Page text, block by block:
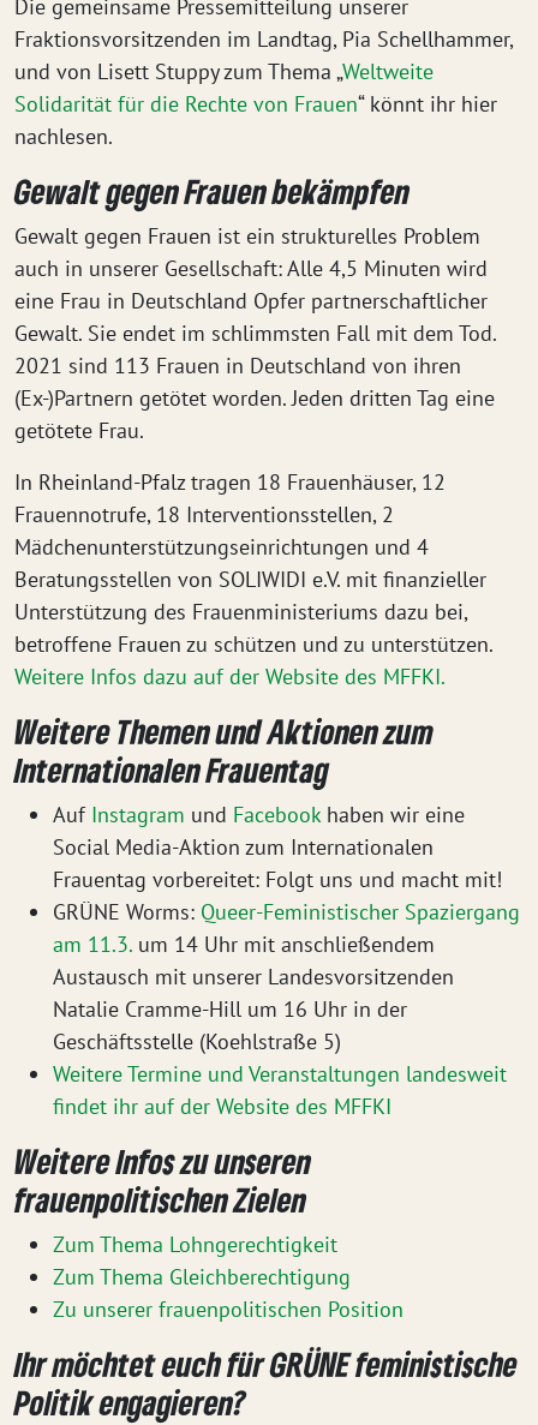
Die gemeinsame Pressemitteilung unserer
Fraktionsvorsitzenden im Landtag, Pia Schellhammer,
und von Lisett Stuppy zum Thema „Weltweite
Solidarität für die Rechte von Frauen“ könnt ihr hier
nachlesen.
Gewalt gegen Frauen bekämpfen
Gewalt gegen Frauen ist ein strukturelles Problem
auch in unserer Gesellschaft: Alle 4,5 Minuten wird
eine Frau in Deutschland Opfer partnerschaftlicher
Gewalt. Sie endet im schlimmsten Fall mit dem Tod.
2021 sind 113 Frauen in Deutschland von ihren
(Ex-)Partnern getötet worden. Jeden dritten Tag eine
getötete Frau.
In Rheinland-Pfalz tragen 18 Frauenhäuser, 12
Frauennotrufe, 18 Interventionsstellen, 2
Mädchenunterstützungseinrichtungen und 4
Beratungsstellen von SOLIWIDI e.V. mit finanzieller
Unterstützung des Frauenministeriums dazu bei,
betroffene Frauen zu schützen und zu unterstützen.
Weitere Infos dazu auf der Website des MFFKI.
Weitere Themen und Aktionen zum
Internationalen Frauentag
Auf Instagram und Facebook haben wir eine
Social Media-Aktion zum Internationalen
Frauentag vorbereitet: Folgt uns und macht mit!
GRÜNE Worms: Queer-Feministischer Spaziergang
am 11.3. um 14 Uhr mit anschließendem
Austausch mit unserer Landesvorsitzenden
Natalie Cramme-Hill um 16 Uhr in der
Geschäftsstelle (Koehlstraße 5)
Weitere Termine und Veranstaltungen landesweit
findet ihr auf der Website des MFFKI
Weitere Infos zu unseren
frauenpolitischen Zielen
Zum Thema Lohngerechtigkeit
Zum Thema Gleichberechtigung
Zu unserer frauenpolitischen Position
Ihr möchtet euch für GRÜNE feministische
Politik engagieren?